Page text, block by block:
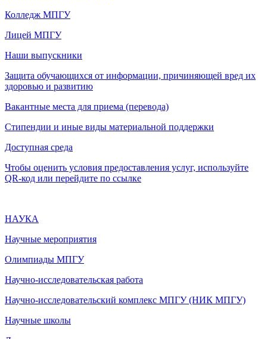
Колледж МПГУ
Лицей МПГУ
Наши выпускники
Защита обучающихся от информации, причиняющей вред их
здоровью и развитию
Вакантные места для приема (перевода)
Стипендии и иные виды материальной поддержки
Доступная среда
Чтобы оценить условия предоставления услуг, используйте
QR-код или перейдите по ссылке
НАУКА
Научные мероприятия
Олимпиады МПГУ
Научно-исследовательская работа
Научно-исследовательский комплекс МПГУ (НИК МПГУ)
Научные школы